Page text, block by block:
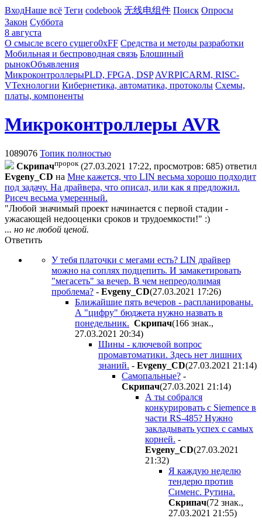
ВходНаше всё Теги codebook 无线电组件 Поиск Опросы
Закон Суббота
8 августа
О смысле всего сущего0xFF Средства и методы разработки
Мобильная и беспроводная связь Блошиный
рынокОбъявления
МикроконтроллерыPLD, FPGA, DSP AVRPICARM, RISC-
VТехнологии Кибернетика, автоматика, протоколы Схемы,
платы, компоненты
Микроконтроллеры AVR
1089076 Топик полностью
Cкpипaчпророк (27.03.2021 17:22, просмотров: 685) ответил
Evgeny_CD на Мне кажется, что LIN весьма хорошо подходит
под задачу. На драйвера, что описал, или как я предложил.
Рисеч весьма умеренный.
"Любой значимый проект начинается с первой стадии -
ужасающей недооценки сроков и трудоемкости!" :)
... но не любой ценой.
Ответить
У тебя платочки с мегами есть? LIN драйвер
можно на соплях подцепить. И замакетировать
"мегасеть" за вечер. В чем непреодолимая
проблема? - Evgeny_CD(27.03.2021 17:26)
Ближайшие пять вечеров - распланированы.
А "цифру" бюджета нужно назвать в
понедельник. Cкpипaч(166 знак.,
27.03.2021 20:34)
Шины - ключевой вопрос
промавтоматики. Здесь нет лишних
знаний. - Evgeny_CD(27.03.2021 21:14)
Самопальные? -
Cкpипaч(27.03.2021 21:14)
А ты собрался
конкурировать с Siemence в
части RS-485? Нужно
закладывать успех с самых
корней. -
Evgeny_CD(27.03.2021
21:32)
Я каждую неделю
тендерю против
Сименс. Рутина.
Cкpипaч(72 знак.,
27.03.2021 21:55)